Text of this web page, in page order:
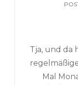
Tja, und da
Mal